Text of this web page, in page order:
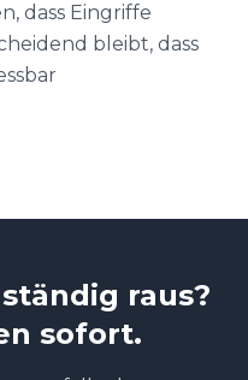
dass Eingriffe
bleibt, dass
raus?
sofort.